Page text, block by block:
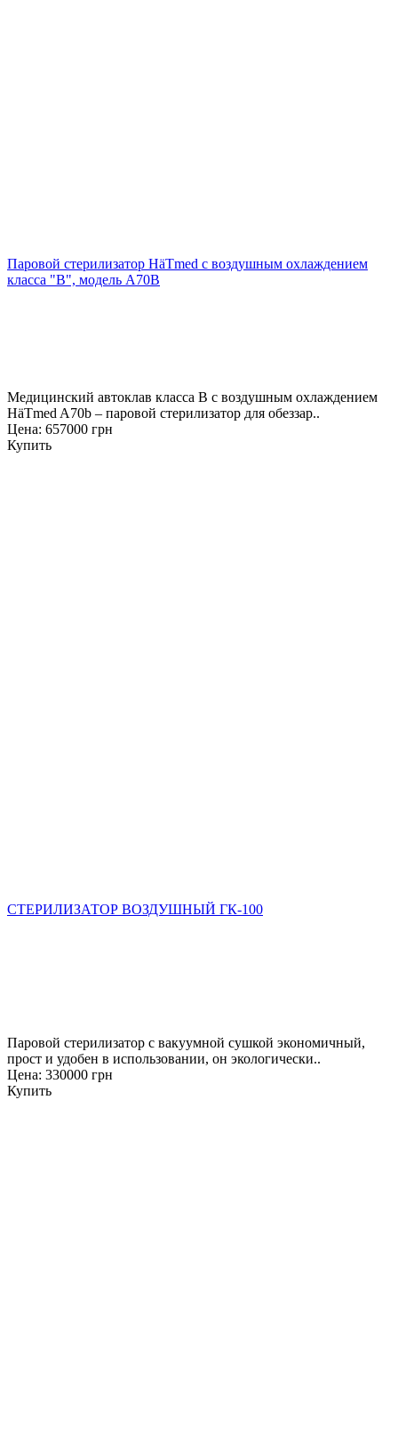
Паровой стерилизатор HäTmed с воздушным охлаждением
класса "В", модель А70B
Медицинский автоклав класса B с воздушным охлаждением
HäTmed A70b – паровой стерилизатор для обеззар..
Цена: 657000 грн
Купить
СТЕРИЛИЗАТОР ВОЗДУШНЫЙ ГК-100
Паровой стерилизатор с вакуумной сушкой экономичный,
прост и удобен в использовании, он экологически..
Цена: 330000 грн
Купить